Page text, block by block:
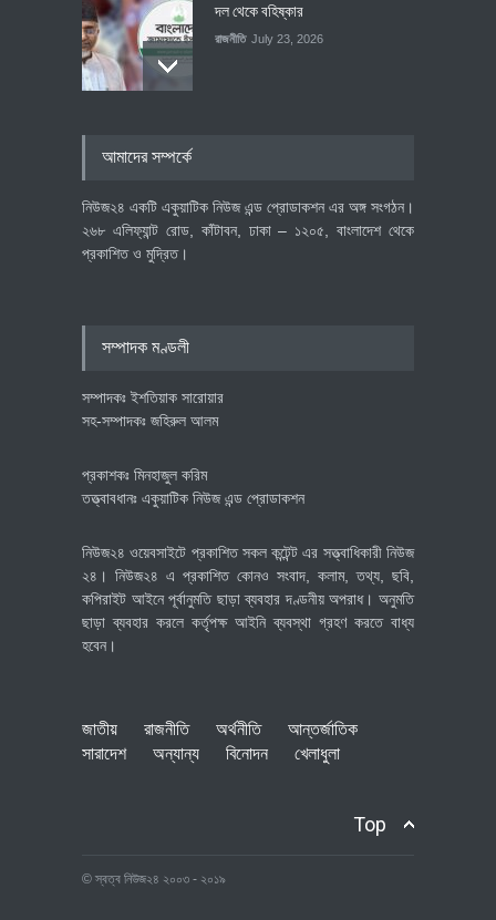
দল থেকে বহিষ্কার
রাজনীতি July 23, 2026
আমাদের সম্পর্কে
নিউজ২৪ একটি একুয়াটিক নিউজ এন্ড প্রোডাকশন এর অঙ্গ সংগঠন।
২৬৮ এলিফ্যান্ট রোড, কাঁটাবন, ঢাকা – ১২০৫, বাংলাদেশ থেকে
প্রকাশিত ও মুদ্রিত।
সম্পাদক মণ্ডলী
সম্পাদকঃ ইশতিয়াক সারোয়ার
সহ-সম্পাদকঃ জহিরুল আলম
প্রকাশকঃ মিনহাজুল করিম
তত্ত্বাবধানঃ একুয়াটিক নিউজ এন্ড প্রোডাকশন
নিউজ২৪ ওয়েবসাইটে প্রকাশিত সকল কন্টেন্ট এর সত্ত্বাধিকারী নিউজ
২৪। নিউজ২৪ এ প্রকাশিত কোনও সংবাদ, কলাম, তথ্য, ছবি,
কপিরাইট আইনে পূর্বানুমতি ছাড়া ব্যবহার দণ্ডনীয় অপরাধ। অনুমতি
ছাড়া ব্যবহার করলে কর্তৃপক্ষ আইনি ব্যবস্থা গ্রহণ করতে বাধ্য
হবেন।
জাতীয় রাজনীতি অর্থনীতি
আন্তর্জাতিক
সারাদেশ
অন্যান্য বিনোদন খেলাধুলা
Top
© স্বত্ব নিউজ২৪ ২০০৩ - ২০১৯